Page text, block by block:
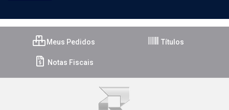
Meus Pedidos Títulos
Notas Fiscais